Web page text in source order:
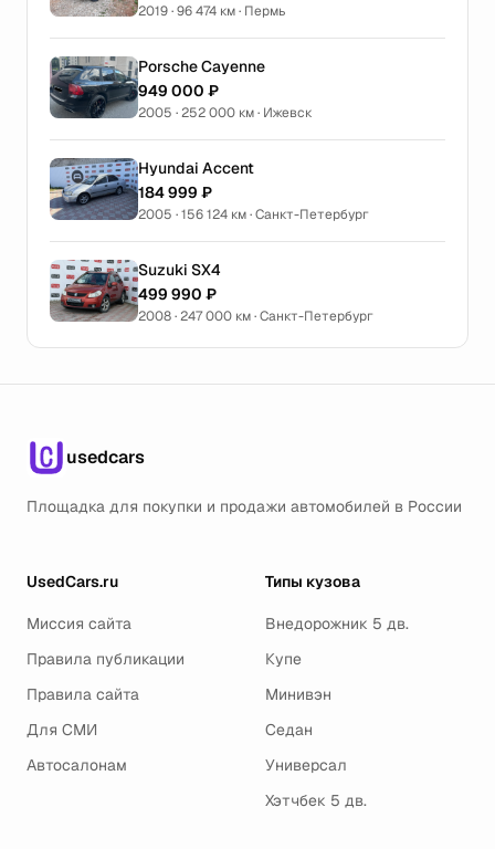
2019 · 96 474 км · Пермь
Porsche Cayenne
949 000 ₽
2005 · 252 000 км · Ижевск
Hyundai Accent
184 999 ₽
2005 · 156 124 км · Санкт-Петербург
Suzuki SX4
499 990 ₽
2008 · 247 000 км · Санкт-Петербург
usedcars
Площадка для покупки и продажи автомобилей в России
UsedCars.ru
Миссия сайта
Правила публикации
Правила сайта
Для СМИ
Автосалонам
Типы кузова
Внедорожник 5 дв.
Купе
Минивэн
Седан
Универсал
Хэтчбек 5 дв.